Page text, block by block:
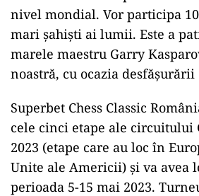
nivel mondial. Vor participa
mari şahişti ai lumii. Este a
marele maestru Garry
noastră, cu ocazia
Superbet Chess Classic
cele cinci etape ale circuitului
2023 (etape care au loc în
Unite ale Americii) şi va avea
perioada 5-15 mai 2023.